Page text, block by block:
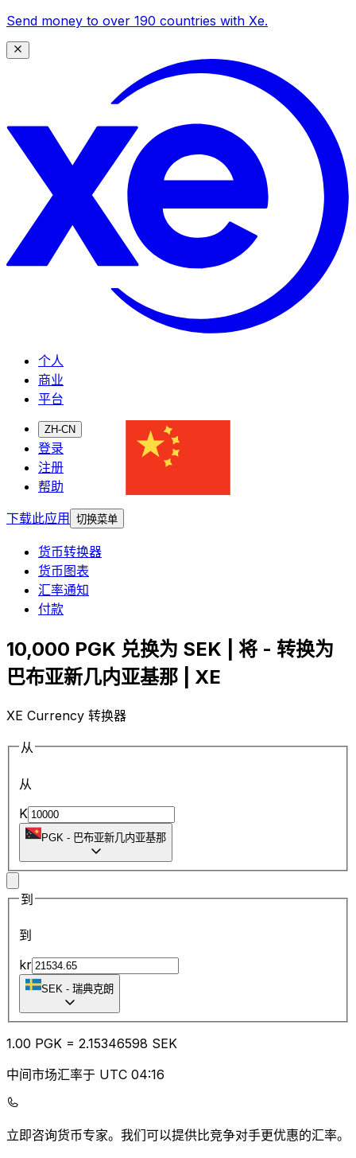
Send money to over 190 countries with Xe.
个人
商业
平台
ZH-CN
登录
注册
帮助
下载此应用
切换菜单
货币转换器
货币图表
汇率通知
付款
10,000 PGK 兑换为 SEK | 将 - 转换为
巴布亚新几内亚基那 | XE
XE Currency 转换器
从
从
K
PGK - 巴布亚新几内亚基那
到
到
kr
SEK - 瑞典克朗
1.00 PGK = 2.15346598 SEK
中间市场汇率于 UTC 04:16
立即咨询货币专家。 我们可以提供比竞争对手更优惠的汇率。